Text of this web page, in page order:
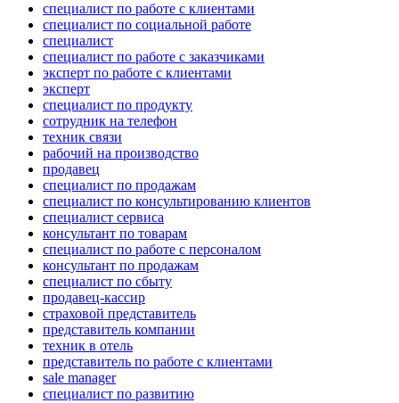
специалист по работе с клиентами
специалист по социальной работе
специалист
специалист по работе с заказчиками
эксперт по работе с клиентами
эксперт
специалист по продукту
сотрудник на телефон
техник связи
рабочий на производство
продавец
специалист по продажам
специалист по консультированию клиентов
специалист сервиса
консультант по товарам
специалист по работе с персоналом
консультант по продажам
специалист по сбыту
продавец-кассир
страховой представитель
представитель компании
техник в отель
представитель по работе с клиентами
sale manager
специалист по развитию